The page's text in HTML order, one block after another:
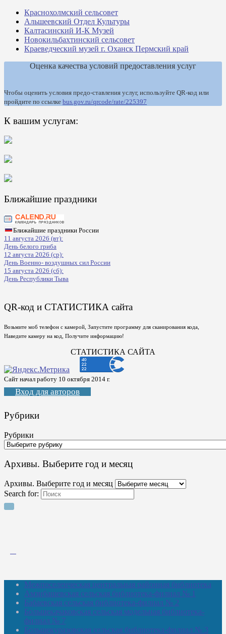
Краснохолмский сельсовет
Альшеевский Отдел Культуры
Калтасинский И-К Музей
Новокильбахтинский сельсовет
Краеведческий музей г. Оханск Пермский край
Оценка качества условий предоставления услуг
Чтобы оценить условия предо-ставления услуг, используйте QR-код или
пройдите по ссылке bus.gov.ru/qrcode/rate/225397
К вашим услугам:
Ближайшие праздники
Ближайшие праздники России
11 августа 2026 (вт):
День белого гриба
12 августа 2026 (ср):
День Военно- воздушных сил России
15 августа 2026 (сб):
День Республики Тыва
QR-код и СТАТИСТИКА сайта
Возьмите моб телефон с камерой, Запустите программу для сканирования кода,
Наведите камеру на код, Получите информацию!
СТАТИСТИКА САЙТА
Сайт начал работу 10 октября 2014 г.
Вход для авторов
Рубрики
Рубрики
Архивы. Выберите год и месяц
Архивы. Выберите год и месяц
Search for:
Межпоселенческая центральная районная библиотека
Амзибашевская сельская библиотека-филиал № 1
Бабаевская сельская библиотека-филиал № 2
Большекачаковская сельская модельная библиотека-
филиал № 7
Большекуразовская сельская библиотека-филиал № 3